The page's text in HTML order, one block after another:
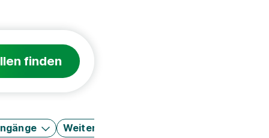
finden
Weitere Filter